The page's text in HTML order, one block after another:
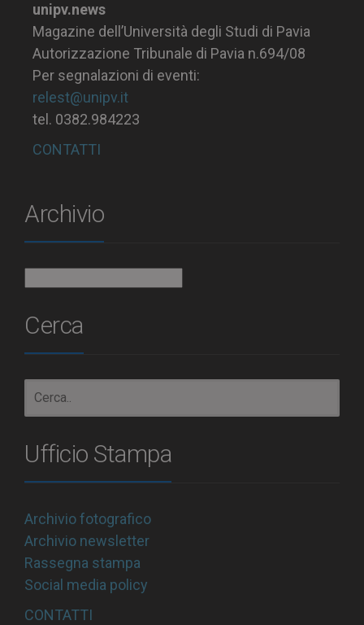
unipv.news
Magazine dell’Università degli Studi di Pavia
Autorizzazione Tribunale di Pavia n.694/08
Per segnalazioni di eventi:
relest@unipv.it
tel. 0382.984223
CONTATTI
Archivio
Cerca
Ufficio Stampa
Archivio fotografico
Archivio newsletter
Rassegna stampa
Social media policy
CONTATTI